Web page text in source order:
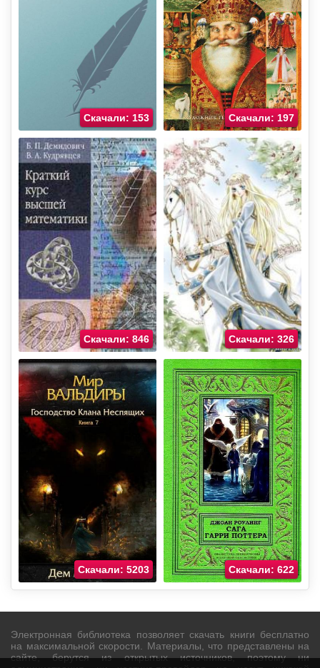
Скачали: 153 Скачали: 197
Скачали: 846 Скачали: 326
Скачали: 5203 Скачали: 622
Электронная библиотека позволяет скачать книги бесплатно
на максимальной скорости. Материалы, что представлены на
сайте, берутся из открытых источников, поэтому ни